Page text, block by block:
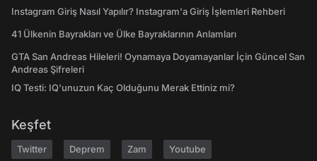
Instagram Giriş Nasıl Yapılır? Instagram'a Giriş İşlemleri Rehberi
41 Ülkenin Bayrakları ve Ülke Bayraklarının Anlamları
GTA San Andreas Hileleri! Oynamaya Doyamayanlar İçin Güncel San
Andreas Şifreleri
IQ Testi: IQ'unuzun Kaç Olduğunu Merak Ettiniz mi?
Keşfet
Twitter Deprem Zam Youtube